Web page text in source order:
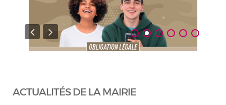
ACTUALITÉS DE LA MAIRIE